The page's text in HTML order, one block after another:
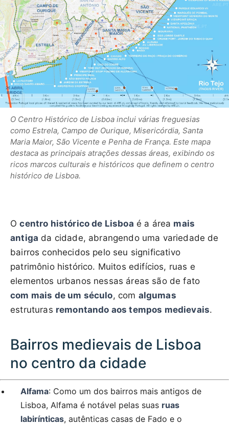
O Centro Histórico de Lisboa inclui várias freguesias
como Estrela, Campo de Ourique, Misericórdia, Santa
Maria Maior, São Vicente e Penha de França. Este mapa
destaca as principais atrações dessas áreas, exibindo os
ricos marcos culturais e históricos que definem o centro
histórico de Lisboa.
Ocentro histórico de Lisboa é a área mais
antiga da cidade, abrangendo uma variedade de
bairros conhecidos pelo seu significativo
patrimônio histórico. Muitos edifícios, ruas e
elementos urbanos nessas áreas são de fato
com mais de um século, com algumas
estruturas remontando aos tempos medievais.
Bairros medievais de Lisboa
no centro da cidade
Alfama: Como um dos bairros mais antigos de
Lisboa, Alfama é notável pelas suas ruas
labirínticas, autênticas casas de Fado e o